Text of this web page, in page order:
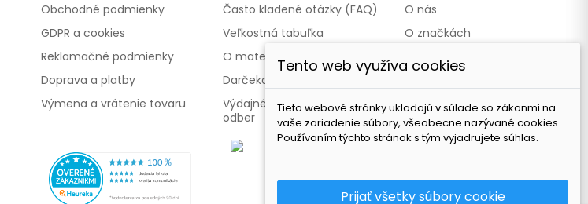
Obchodné podmienky
GDPR a cookies
Reklamačné podmienky
Doprava a platby
Výmena a vrátenie tovaru
Často kladené otázky (FAQ)
Veľkostná tabuľka
O materiáloch
Darčekové poukazy
Výdajné miesto - Osobný
odber
O nás
O značkách
Kontakty a obchody
Naša značka TATLAND
Tento web využíva cookies
Tieto webové stránky ukladajú v súlade so zákonmi na
vaše zariadenie súbory, všeobecne nazývané cookies.
Používaním týchto stránok s tým vyjadrujete súhlas.
Prijať všetky súbory cookie